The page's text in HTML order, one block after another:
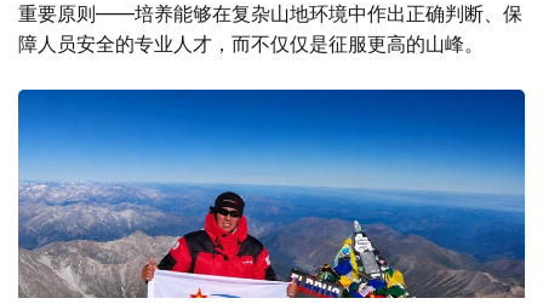
重要原则——培养能够在复杂山地环境中作出正确判断、保
障人员安全的专业人才，而不仅仅是征服更高的山峰。